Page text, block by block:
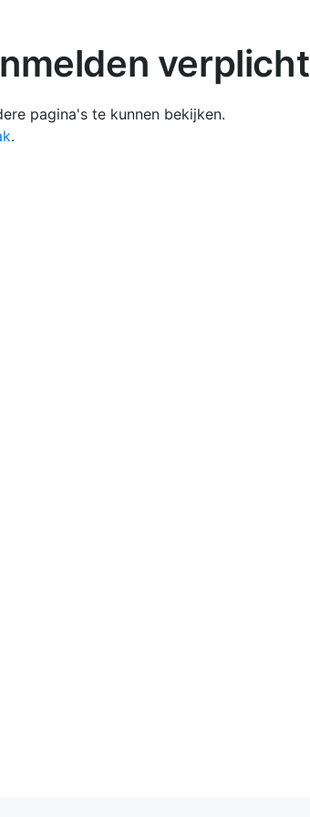
verplicht
pagina's te kunnen bekijken.
.